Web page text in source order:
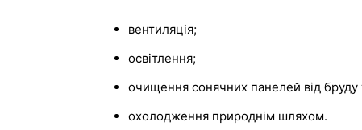
вентиляція;
освітлення;
очищення сонячних панелей від
охолодження природнім шляхом.